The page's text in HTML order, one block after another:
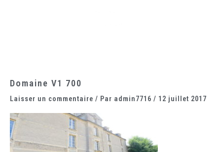
Domaine V1 700
Laisser un commentaire / Par admin7716 / 12 juillet 2017